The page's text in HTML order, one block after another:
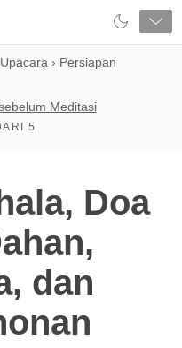
› Persiapan
Meditasi
5
Doa
dan